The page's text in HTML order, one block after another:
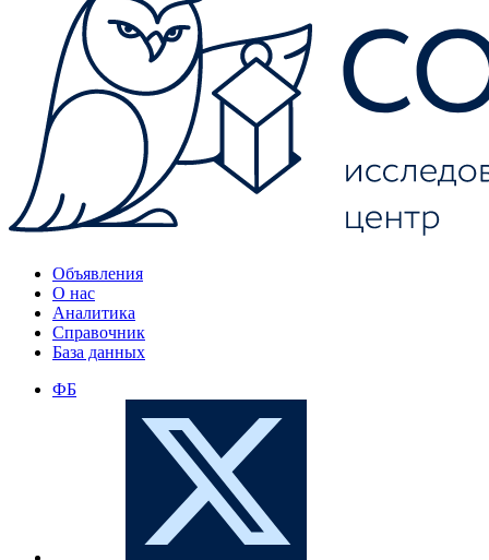
Объявления
О нас
Аналитика
Справочник
База данных
ФБ